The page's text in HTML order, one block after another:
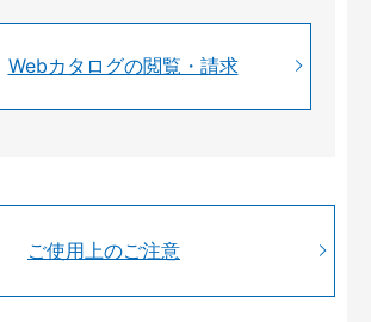
Webカタログの閲覧・請求
ご使用上のご注意